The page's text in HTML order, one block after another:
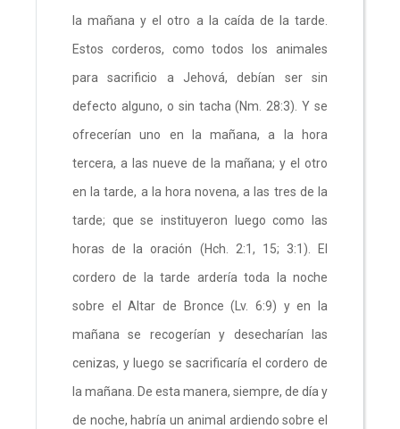
la mañana y el otro a la caída de la tarde.
Estos corderos, como todos los animales
para sacrificio a Jehová, debían ser sin
defecto alguno, o sin tacha (Nm. 28:3). Y se
ofrecerían uno en la mañana, a la hora
tercera, a las nueve de la mañana; y el otro
en la tarde, a la hora novena, a las tres de la
tarde; que se instituyeron luego como las
horas de la oración (Hch. 2:1, 15; 3:1). El
cordero de la tarde ardería toda la noche
sobre el Altar de Bronce (Lv. 6:9) y en la
mañana se recogerían y desecharían las
cenizas, y luego se sacrificaría el cordero de
la mañana. De esta manera, siempre, de día y
de noche, habría un animal ardiendo sobre el